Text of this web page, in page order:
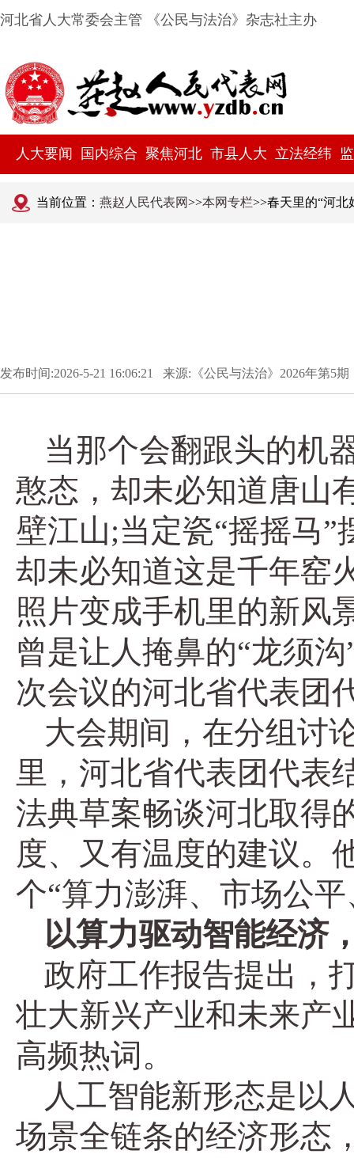
河北省人大常委会主管 《公民与法治》杂志社主办
人大要闻 国内综合 聚焦河北 市县人大 立法经纬
当前位置： 燕赵人民代表网>>本网专栏>>春天里的“河北
发布时间:2026-5-21 16:06:21 来源:《公民与法治》2026年第
当那个会翻跟头的机
憨态，却未必知道唐山
壁江山;当定瓷“摇摇马
却未必知道这是千年窑
照片变成手机里的新风
曾是让人掩鼻的“龙须
次会议的河北省代表团
大会期间，在分组讨
里，河北省代表团代表
法典草案畅谈河北取得
度、又有温度的建议。
个“算力澎湃、市场公
以算力驱动智能经济
政府工作报告提出，
壮大新兴产业和未来产
高频热词。
人工智能新形态是以
场景全链条的经济形态